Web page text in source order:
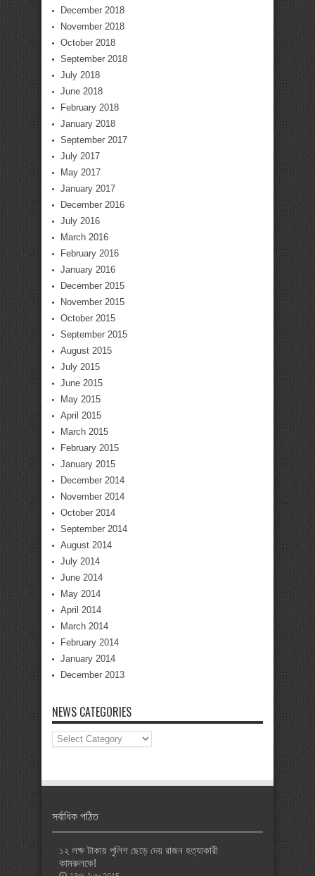
December 2018
November 2018
October 2018
September 2018
July 2018
June 2018
February 2018
January 2018
September 2017
July 2017
May 2017
January 2017
December 2016
July 2016
March 2016
February 2016
January 2016
December 2015
November 2015
October 2015
September 2015
August 2015
July 2015
June 2015
May 2015
April 2015
March 2015
February 2015
January 2015
December 2014
November 2014
October 2014
September 2014
August 2014
July 2014
June 2014
May 2014
April 2014
March 2014
February 2014
January 2014
December 2013
NEWS CATEGORIES
News
Categories
সর্বাধিক পঠিত
১২ লক্ষ টাকায় পুলিশ ছেড়ে দেয় রাজন হত্যাকারী
কামরুলকে!